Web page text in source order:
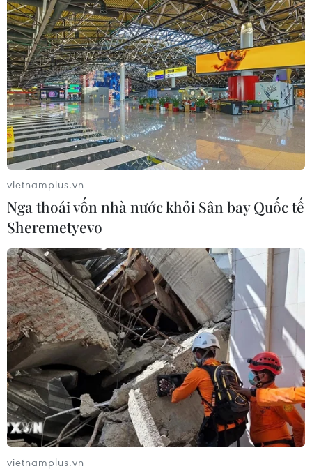
vietnamplus.vn
Nga thoái vốn nhà nước khỏi Sân bay Quốc tế
Sheremetyevo
vietnamplus.vn